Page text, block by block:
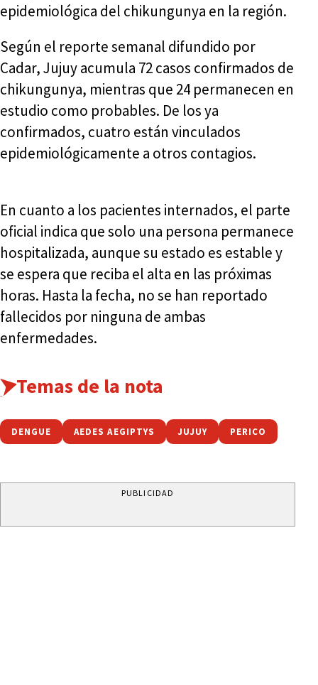
epidemiológica del chikungunya en la región.
Según el reporte semanal difundido por
Cadar, Jujuy acumula 72 casos confirmados de
chikungunya, mientras que 24 permanecen en
estudio como probables. De los ya
confirmados, cuatro están vinculados
epidemiológicamente a otros contagios.
En cuanto a los pacientes internados, el parte
oficial indica que solo una persona permanece
hospitalizada, aunque su estado es estable y
se espera que reciba el alta en las próximas
horas. Hasta la fecha, no se han reportado
fallecidos por ninguna de ambas
enfermedades.
Temas de la nota
DENGUE AEDES AEGIPTYS JUJUY PERICO
PUBLICIDAD